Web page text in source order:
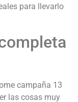
para llevarlo
campaña 13
las cosas muy